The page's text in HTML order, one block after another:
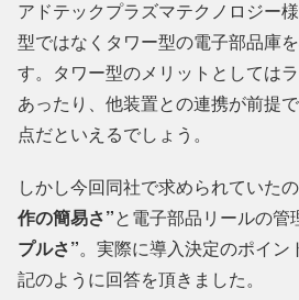
アドテックプラズマテクノロジー
型ではなくタワー型の電子部品庫
す。タワー型のメリットとしては
あったり、他装置との連携が前提
点だといえるでしょう。
しかし今回同社で求められていた
作の簡易さ”と電子部品リールの管
プルさ”。実際に導入決定のポイ
記のように回答を頂きました。